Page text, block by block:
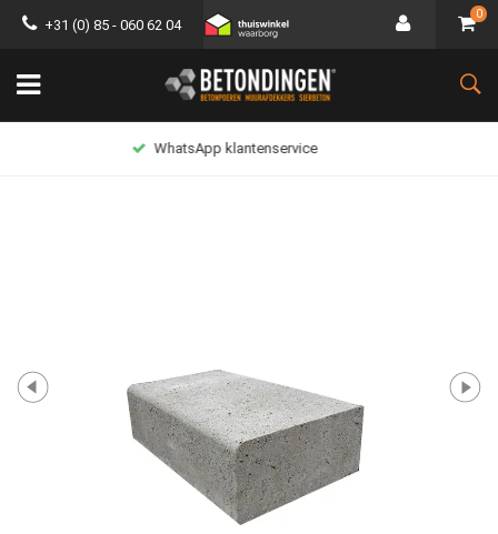
+31 (0) 85 - 060 62 04
0
Lage verzendkosten